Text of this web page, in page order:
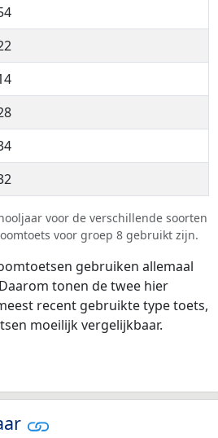
voor de verschillende soorten
voor groep 8 gebruikt zijn.
gebruiken allemaal
tonen de twee hier
recent gebruikte type toets,
moeilijk vergelijkbaar.